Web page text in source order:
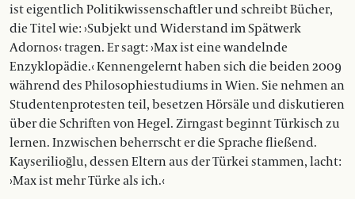
ist eigentlich Politikwissenschaftler und schreibt Bücher,
die Titel wie: ›Subjekt und Widerstand im Spätwerk
Adornos‹ tragen. Er sagt: ›Max ist eine wandelnde
Enzyklopädie.‹ Kennengelernt haben sich die beiden 2009
während des Philosophiestudiums in Wien. Sie nehmen an
Studentenprotesten teil, besetzen Hörsäle und diskutieren
über die Schriften von Hegel. Zirngast beginnt Türkisch zu
lernen. Inzwischen beherrscht er die Sprache fließend.
Kayserilioğlu, dessen Eltern aus der Türkei stammen, lacht:
›Max ist mehr Türke als ich.‹